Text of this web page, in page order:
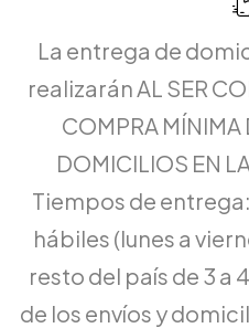
La entrega de
realizarán AL SER
COMPRA
DOMICILIOS EN
Tiempos de
hábiles (lunes a
resto del país de 3 a
de los envíos y